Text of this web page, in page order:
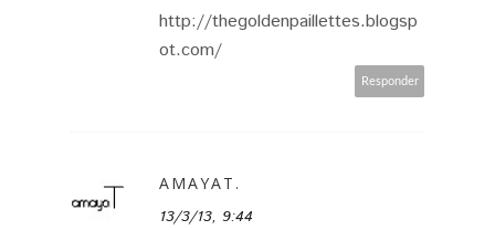
http://thegoldenpaillettes.blogsp
ot.com/
Responder
AMAYAT.
13/3/13, 9:44